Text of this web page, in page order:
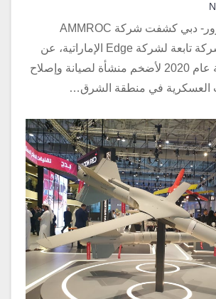
أغنس الحلو زعرور- دبي كشفت شركة AMMROC
الإماراتية وهي شركة تابعة لشركة Edge الإماراتية، عن
إفتتاحها في بداية عام 2020 لأضخم منشأة لصيانة وإصلاح
العسكرية في منطقة الشرق…